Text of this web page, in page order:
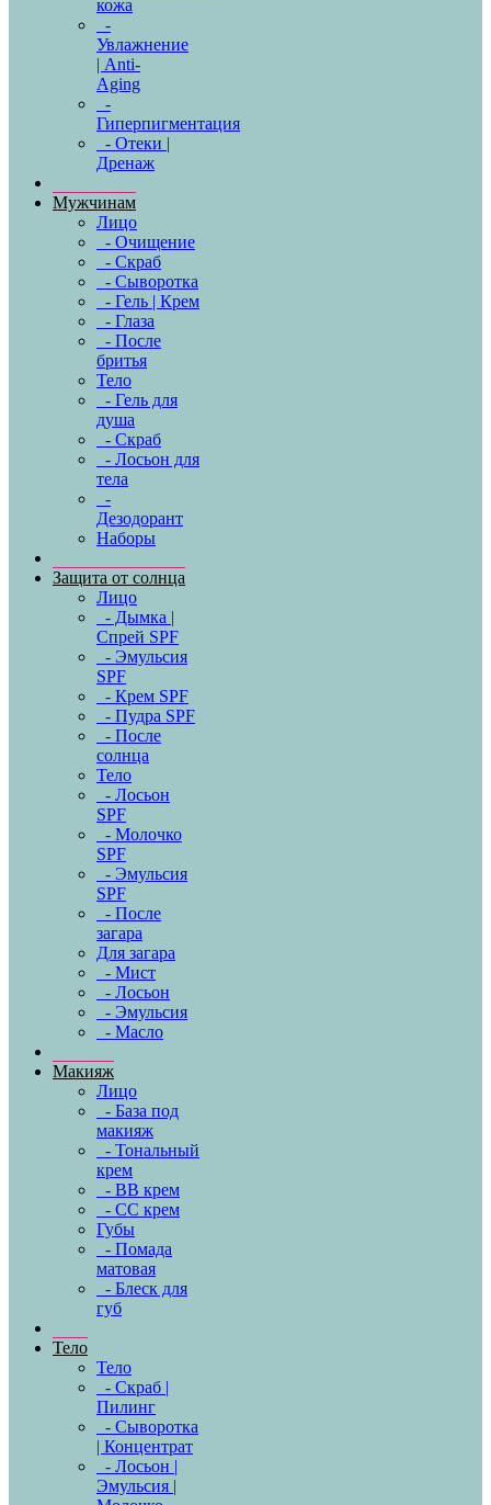
кожа
-
Увлажнение
| Anti-
Aging
-
Гиперпигментация
- Отеки |
Дренаж
Мужчинам
Лицо
- Очищение
- Скраб
- Сыворотка
- Гель | Крем
- Глаза
- После
бритья
Тело
- Гель для
душа
- Скраб
- Лосьон для
тела
-
Дезодорант
Наборы
Защита от солнца
Лицо
- Дымка |
Спрей SPF
- Эмульсия
SPF
- Крем SPF
- Пудра SPF
- После
солнца
Тело
- Лосьон
SPF
- Молочко
SPF
- Эмульсия
SPF
- После
загара
Для загара
- Мист
- Лосьон
- Эмульсия
- Масло
Макияж
Лицо
- База под
макияж
- Тональный
крем
- BB крем
- CC крем
Губы
- Помада
матовая
- Блеск для
губ
Тело
Тело
- Скраб |
Пилинг
- Сыворотка
| Концентрат
- Лосьон |
Эмульсия |